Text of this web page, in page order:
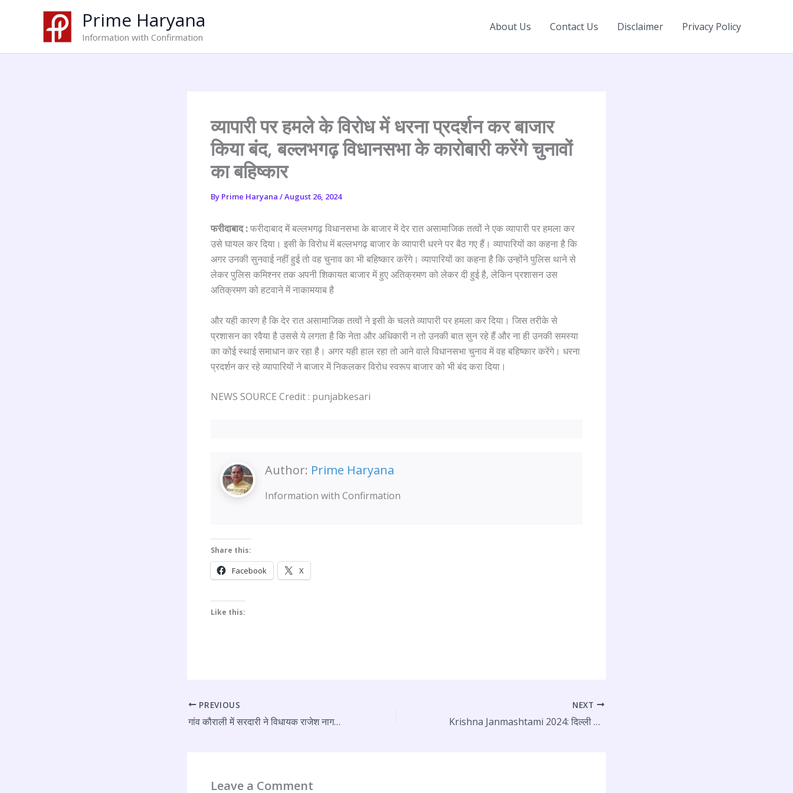
Prime Haryana
Information with Confirmation
About Us Contact Us Disclaimer Privacy Policy
व्यापारी पर हमले के विरोध में धरना प्रदर्शन कर बाजार
किया बंद, बल्लभगढ़ विधानसभा के कारोबारी करेंगे चुनावों
का बहिष्कार
By Prime Haryana /August 26, 2024
फरीदाबाद :फरीदाबाद में बल्लभगढ़ विधानसभा के बाजार में देर रात असामाजिक तत्वों ने एक व्यापारी पर हमला कर
उसे घायल कर दिया। इसी के विरोध में बल्लभगढ़ बाजार के व्यापारी धरने पर बैठ गए हैं। व्यापारियों का कहना है कि
अगर उनकी सुनवाई नहीं हुई तो वह चुनाव का भी बहिष्कार करेंगे। व्यापारियों का कहना है कि उन्होंने पुलिस थाने से
लेकर पुलिस कमिश्नर तक अपनी शिकायत बाजार में हुए अतिक्रमण को लेकर दी हुई है, लेकिन प्रशासन उस
अतिक्रमण को हटवाने में नाकामयाब है
और यही कारण है कि देर रात असामाजिक तत्वों ने इसी के चलते व्यापारी पर हमला कर दिया। जिस तरीके से
प्रशासन का रवैया है उससे ये लगता है कि नेता और अधिकारी न तो उनकी बात सुन रहे हैं और ना ही उनकी समस्या
का कोई स्थाई समाधान कर रहा है। अगर यही हाल रहा तो आने वाले विधानसभा चुनाव में वह बहिष्कार करेंगे। धरना
प्रदर्शन कर रहे व्यापारियों ने बाजार में निकलकर विरोध स्वरूप बाजार को भी बंद करा दिया।
NEWS SOURCE Credit : punjabkesari
Author: Prime Haryana
Information with Confirmation
Share this:
Facebook X
Like this:
PREVIOUS
गांव कौराली में सरदारी ने विधायक राजेश नागर को किया सम्मानित
NEXT
Krishna Janmashtami 2024: दिल्ली के इस्कॉन मंदिर में की पूजा BJP सांसद बांसुरी स्वराज ने
Leave a Comment